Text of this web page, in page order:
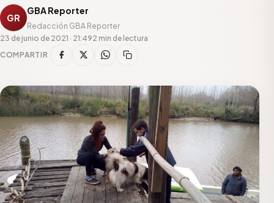
GR
GBA Reporter
Redacción GBA Reporter
23 de junio de 2021 · 21:492 min de lectura
COMPARTIR